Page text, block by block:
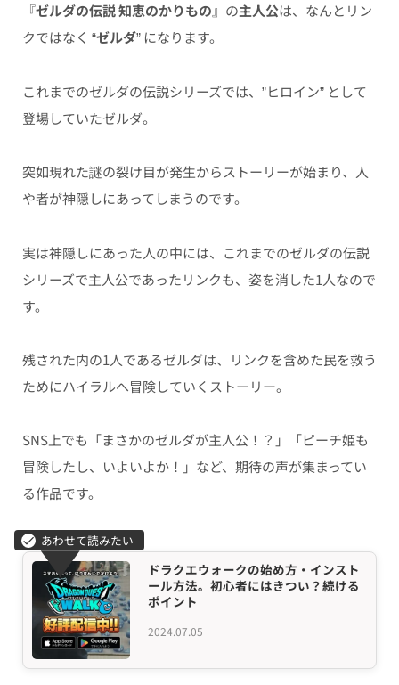
『ゼルダの伝説 知恵のかりもの』の主人公は、なんとリン
クではなく “ゼルダ” になります。
これまでのゼルダの伝説シリーズでは、”ヒロイン” として
登場していたゼルダ。
突如現れた謎の裂け目が発生からストーリーが始まり、人
や者が神隠しにあってしまうのです。
実は神隠しにあった人の中には、これまでのゼルダの伝説
シリーズで主人公であったリンクも、姿を消した1人なので
す。
残された内の1人であるゼルダは、リンクを含めた民を救う
ためにハイラルへ冒険していくストーリー。
SNS上でも「まさかのゼルダが主人公！？」「ピーチ姫も
冒険したし、いよいよか！」など、期待の声が集まってい
る作品です。
2024.07.05
ドラクエウォークの始め方・インスト
ール方法。初心者にはきつい？続ける
ポイント